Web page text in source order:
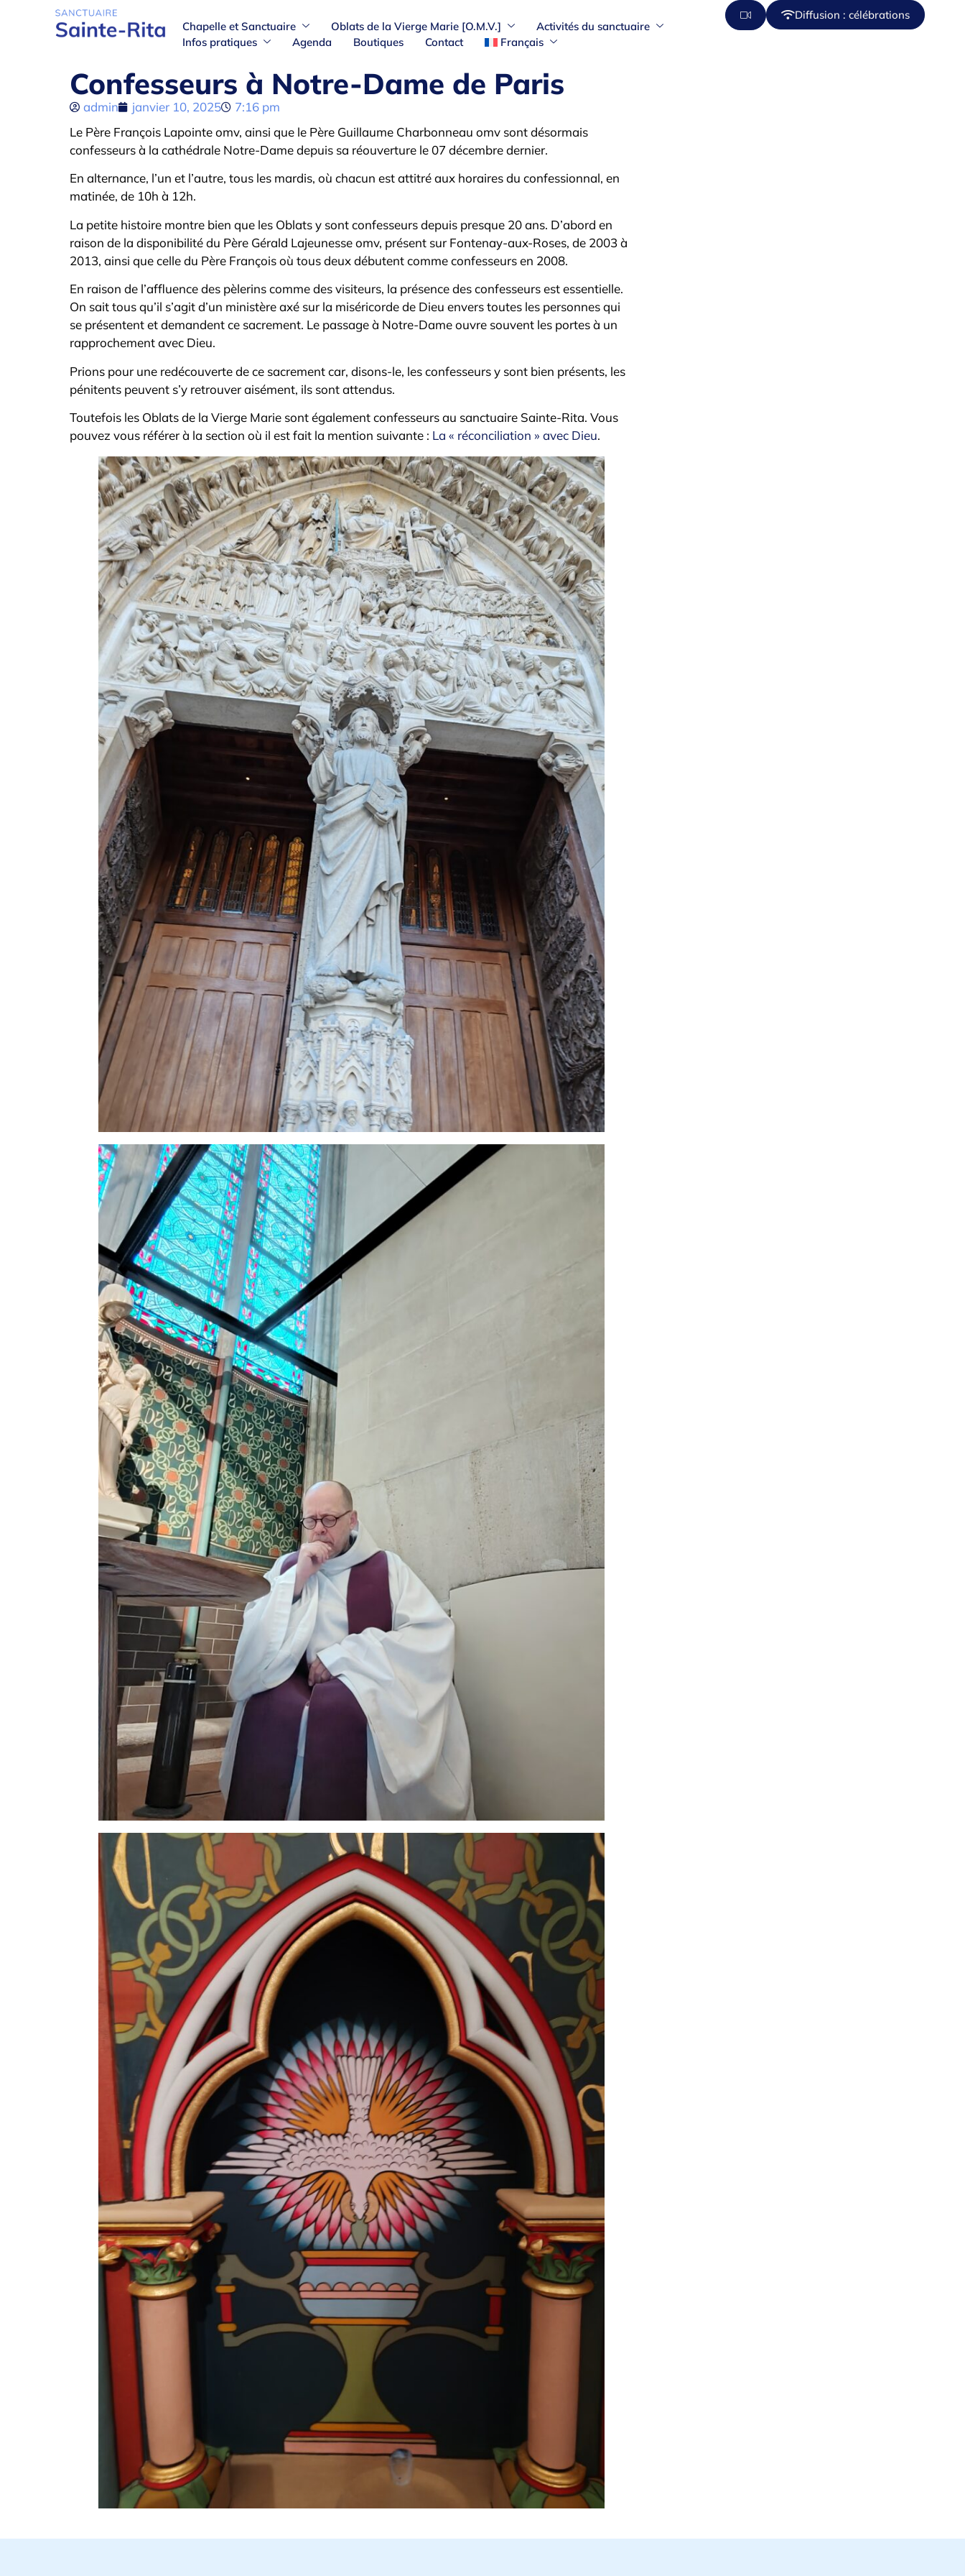
Chapelle et Sanctuaire Oblats de la Vierge Marie [O.M.V.]
Activités du sanctuaire
Infos pratiques
Agenda Boutiques Contact Français
Diffusion : célébrations
Confesseurs à Notre-Dame de Paris
admin janvier 10, 2025
7:16 pm
Le Père François Lapointe omv, ainsi que le Père Guillaume Charbonneau omv sont désormais
confesseurs à la cathédrale Notre-Dame depuis sa réouverture le 07 décembre dernier.
En alternance, l’un et l’autre, tous les mardis, où chacun est attitré aux horaires du confessionnal, en
matinée, de 10h à 12h.
La petite histoire montre bien que les Oblats y sont confesseurs depuis presque 20 ans. D’abord en
raison de la disponibilité du Père Gérald Lajeunesse omv, présent sur Fontenay-aux-Roses, de 2003 à
2013, ainsi que celle du Père François où tous deux débutent comme confesseurs en 2008.
En raison de l’affluence des pèlerins comme des visiteurs, la présence des confesseurs est essentielle.
On sait tous qu’il s’agit d’un ministère axé sur la miséricorde de Dieu envers toutes les personnes qui
se présentent et demandent ce sacrement. Le passage à Notre-Dame ouvre souvent les portes à un
rapprochement avec Dieu.
Prions pour une redécouverte de ce sacrement car, disons-le, les confesseurs y sont bien présents, les
pénitents peuvent s’y retrouver aisément, ils sont attendus.
Toutefois les Oblats de la Vierge Marie sont également confesseurs au sanctuaire Sainte-Rita. Vous
pouvez vous référer à la section où il est fait la mention suivante : La « réconciliation » avec Dieu.